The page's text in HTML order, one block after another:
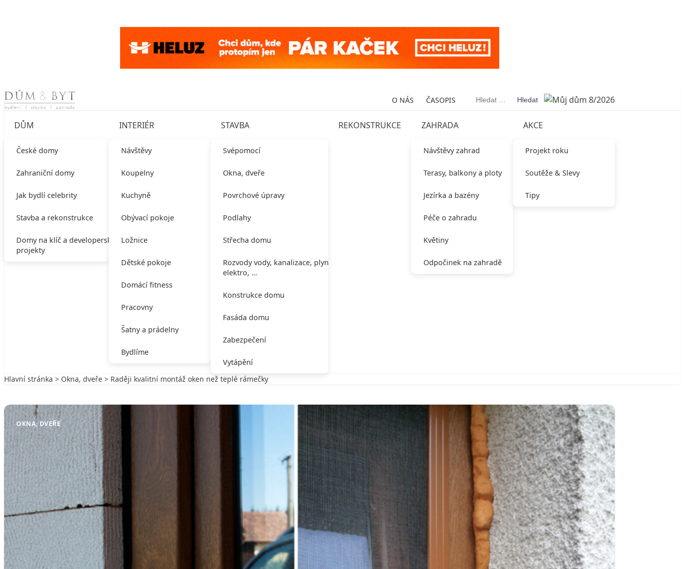
Skip to content O NÁS ČASOPIS Vyhledávání
DŮM
České domy
Zahraniční domy
Jak bydlí celebrity
Stavba a rekonstrukce
Domy na klíč a developerské
projekty
INTERIÉR
Návštěvy
Koupelny
Kuchyně
Obývací pokoje
Ložnice
Dětské pokoje
Domácí fitness
Pracovny
Šatny a prádelny
Bydlíme
STAVBA
Svépomocí
Okna, dveře
Povrchové úpravy
Podlahy
Střecha domu
Rozvody vody, kanalizace, plynu,
elektro, …
Konstrukce domu
Fasáda domu
Zabezpečení
Vytápění
REKONSTRUKCE ZAHRADA
Návštěvy zahrad
Terasy, balkony a ploty
Jezírka a bazény
Péče o zahradu
Květiny
Odpočinek na zahradě
AKCE
Projekt roku
Soutěže & Slevy
Tipy
Hlavní stránka > Okna, dveře > Raději kvalitní montáž oken než teplé rámečky
OKNA, DVEŘE